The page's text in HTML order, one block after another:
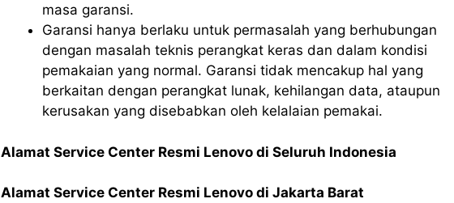
masa garansi.
Garansi hanya berlaku untuk permasalah yang berhubungan
dengan masalah teknis perangkat keras dan dalam kondisi
pemakaian yang normal. Garansi tidak mencakup hal yang
berkaitan dengan perangkat lunak, kehilangan data, ataupun
kerusakan yang disebabkan oleh kelalaian pemakai.
Alamat Service Center Resmi Lenovo di Seluruh Indonesia
Alamat Service Center Resmi Lenovo di Jakarta Barat